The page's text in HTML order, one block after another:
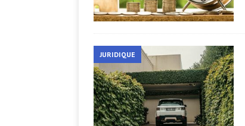
JURIDIQUE